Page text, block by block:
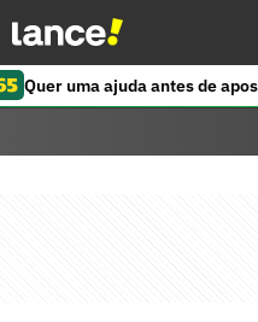
Quer uma ajuda antes de